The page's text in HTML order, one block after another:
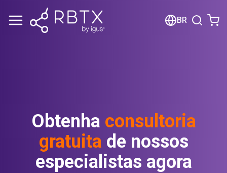
BR
Obtenha consultoria
gratuita de nossos
especialistas agora
Carrinho de compras